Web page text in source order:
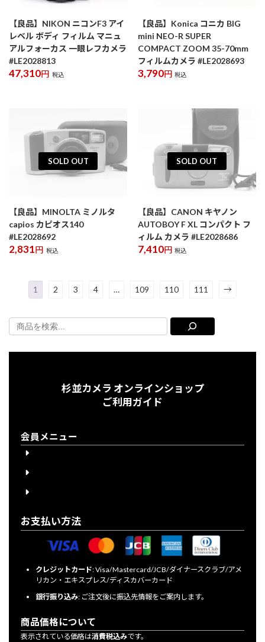
【良品】NIKON ニコンF3 アイ
レベル ボディ フィルム マニュ
アルフォーカス 一眼レフカメラ
#LE2028813
47,310円 税込
【良品】Konica コニカ BIG
mini NEO-R SUPER
COMPACT ZOOM 35-70mm
フィルムカメラ #LE2028693
3,790円 税込
SOLD OUT
【良品】MINOLTA ミノルタ
capios カピオス140
#LE2028692
2,831円 税込
SOLD OUT
【良品】CANON キヤノン
AUTOBOY F XL コンパクト フ
ィルム カメラ #LE2028686
7,410円 税込
1 2 3 4 … 109 110 111 →
杉並カメラ オンラインショップ
ご利用ガイド
会員メニュー
お支払い方法
クレジットカード: Visa/Mastercard/JCB/ダイナースクラブ/アメ
リカン・エキスプレス/ディスカバーカード
銀行振り込み: ご注文後に振込先情報をご案内します。
商品価格について
表示されている価格は消費税込みです。